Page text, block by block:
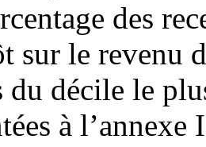
des
sur le revenu
du décile le
à l’annexe